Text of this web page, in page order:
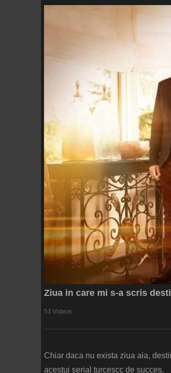
Ziua in care mi s-a scris
53 Videos
Chiar daca nu exista ziua aia,
acestui serial turcescc de succes.